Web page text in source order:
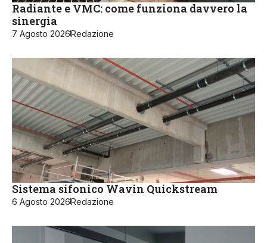
Radiante e VMC: come funziona davvero la
sinergia
7 Agosto 2026Redazione
Sistema sifonico Wavin Quickstream
6 Agosto 2026Redazione